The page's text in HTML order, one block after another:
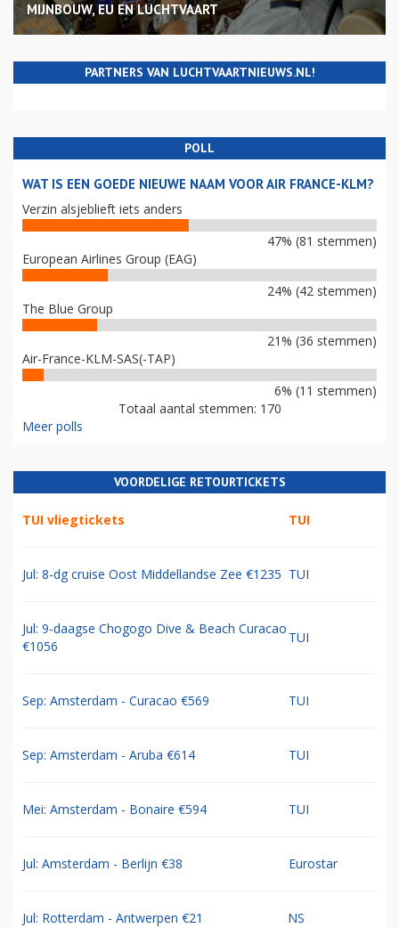
MIJNBOUW, EU EN LUCHTVAART
PARTNERS VAN LUCHTVAARTNIEUWS.NL!
POLL
WAT IS EEN GOEDE NIEUWE NAAM VOOR AIR FRANCE-KLM?
Verzin alsjeblieft iets anders
47% (81 stemmen)
European Airlines Group (EAG)
24% (42 stemmen)
The Blue Group
21% (36 stemmen)
Air-France-KLM-SAS(-TAP)
6% (11 stemmen)
Totaal aantal stemmen: 170
Meer polls
VOORDELIGE RETOURTICKETS
TUI vliegtickets TUI
Jul: 8-dg cruise Oost Middellandse Zee €1235 TUI
Jul: 9-daagse Chogogo Dive & Beach Curacao
€1056
TUI
Sep: Amsterdam - Curacao €569 TUI
Sep: Amsterdam - Aruba €614 TUI
Mei: Amsterdam - Bonaire €594 TUI
Jul: Amsterdam - Berlijn €38 Eurostar
Jul: Rotterdam - Antwerpen €21 NS